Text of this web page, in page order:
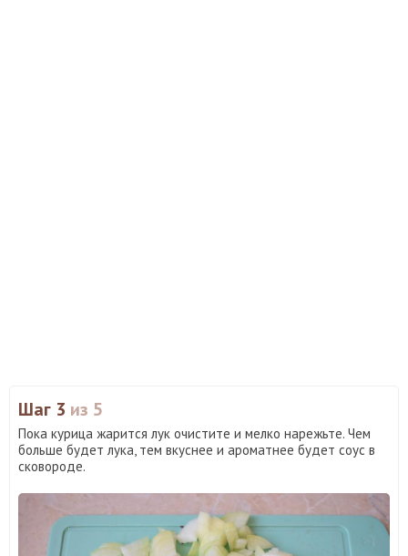
Шаг 3 из 5
Пока курица жарится лук очистите и мелко нарежьте. Чем
больше будет лука, тем вкуснее и ароматнее будет соус в
сковороде.